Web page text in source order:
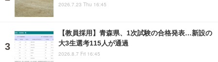
2026.7.23 Thu 16:45
【教員採用】青森県、1次試験の合格発表…新設の
大3生選考115人が通過
2026.8.7 Fri 16:45